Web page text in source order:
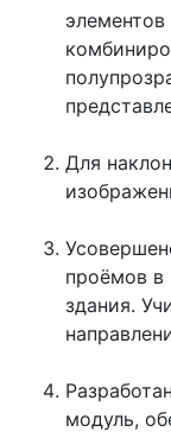
Для
проёмов в
здания.
модуль,